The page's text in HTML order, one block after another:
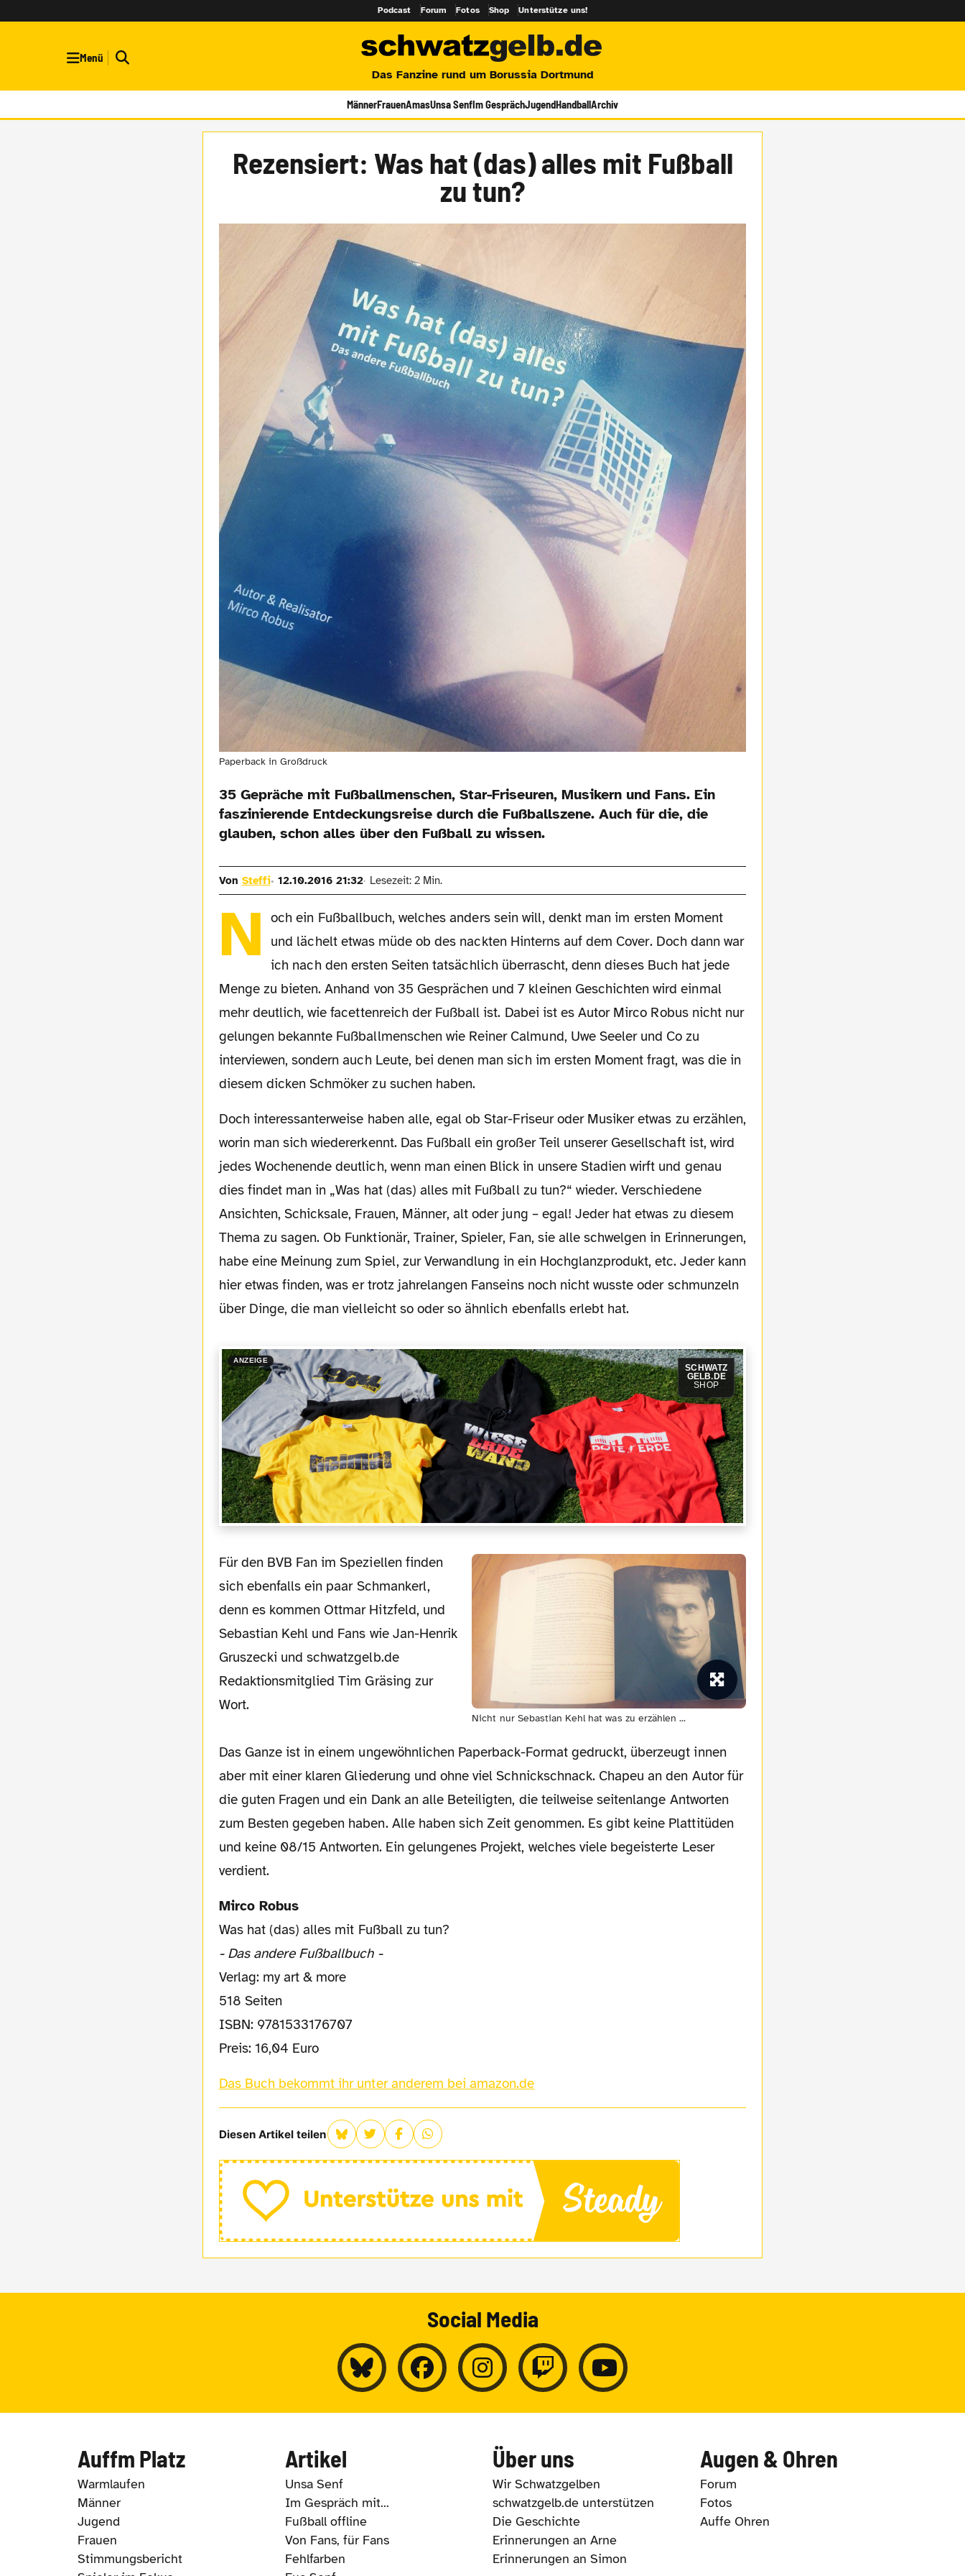
Podcast Forum Fotos Shop Unterstütze uns!
Menü
Das Fanzine rund um Borussia Dortmund
MännerFrauenAmasUnsa SenfIm GesprächJugendHandballArchiv
Rezensiert: Was hat (das) alles mit Fußball
zu tun?
Paperback in Großdruck
35 Gepräche mit Fußballmenschen, Star-Friseuren, Musikern und Fans. Ein
faszinierende Entdeckungsreise durch die Fußballszene. Auch für die, die
glauben, schon alles über den Fußball zu wissen.
Von Steffi 12.10.2016 21:32 Lesezeit: 2 Min.
N och ein Fußballbuch, welches anders sein will, denkt man im ersten Moment
und lächelt etwas müde ob des nackten Hinterns auf dem Cover. Doch dann war
ich nach den ersten Seiten tatsächlich überrascht, denn dieses Buch hat jede
Menge zu bieten. Anhand von 35 Gesprächen und 7 kleinen Geschichten wird einmal
mehr deutlich, wie facettenreich der Fußball ist. Dabei ist es Autor Mirco Robus nicht nur
gelungen bekannte Fußballmenschen wie Reiner Calmund, Uwe Seeler und Co zu
interviewen, sondern auch Leute, bei denen man sich im ersten Moment fragt, was die in
diesem dicken Schmöker zu suchen haben.
Doch interessanterweise haben alle, egal ob Star-Friseur oder Musiker etwas zu erzählen,
worin man sich wiedererkennt. Das Fußball ein großer Teil unserer Gesellschaft ist, wird
jedes Wochenende deutlich, wenn man einen Blick in unsere Stadien wirft und genau
dies findet man in „Was hat (das) alles mit Fußball zu tun?“ wieder. Verschiedene
Ansichten, Schicksale, Frauen, Männer, alt oder jung – egal! Jeder hat etwas zu diesem
Thema zu sagen. Ob Funktionär, Trainer, Spieler, Fan, sie alle schwelgen in Erinnerungen,
habe eine Meinung zum Spiel, zur Verwandlung in ein Hochglanzprodukt, etc. Jeder kann
hier etwas finden, was er trotz jahrelangen Fanseins noch nicht wusste oder schmunzeln
über Dinge, die man vielleicht so oder so ähnlich ebenfalls erlebt hat.
ANZEIGE
SCHWATZ
GELB.DE
SHOP
Nicht nur Sebastian Kehl hat was zu erzählen ...
Für den BVB Fan im Speziellen finden
sich ebenfalls ein paar Schmankerl,
denn es kommen Ottmar Hitzfeld, und
Sebastian Kehl und Fans wie Jan-Henrik
Gruszecki und schwatzgelb.de
Redaktionsmitglied Tim Gräsing zur
Wort.
Das Ganze ist in einem ungewöhnlichen Paperback-Format gedruckt, überzeugt innen
aber mit einer klaren Gliederung und ohne viel Schnickschnack. Chapeu an den Autor für
die guten Fragen und ein Dank an alle Beteiligten, die teilweise seitenlange Antworten
zum Besten gegeben haben. Alle haben sich Zeit genommen. Es gibt keine Plattitüden
und keine 08/15 Antworten. Ein gelungenes Projekt, welches viele begeisterte Leser
verdient.
Mirco Robus
Was hat (das) alles mit Fußball zu tun?
- Das andere Fußballbuch -
Verlag: my art & more
518 Seiten
ISBN: 9781533176707
Preis: 16,04 Euro
Das Buch bekommt ihr unter anderem bei amazon.de
Diesen Artikel teilen
Social Media
Auffm Platz
Warmlaufen
Männer
Jugend
Frauen
Stimmungsbericht
Artikel
Unsa Senf
Im Gespräch mit...
Fußball offline
Von Fans, für Fans
Fehlfarben
Über uns
Wir Schwatzgelben
schwatzgelb.de unterstützen
Die Geschichte
Erinnerungen an Arne
Erinnerungen an Simon
Augen & Ohren
Forum
Fotos
Auffe Ohren